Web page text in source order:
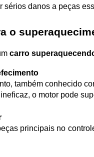
danos a peças
o
carro
o motor pode